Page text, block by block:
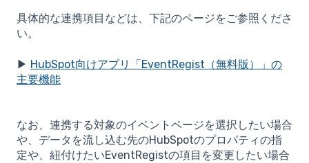
具体的な連携項目などは、下記のページをご参照くださ
い。
▶ HubSpot向けアプリ「EventRegist（無料版）」の
主要機能
なお、連携する対象のイベントページを選択したい場合
や、データを流し込む先のHubSpotのプロパティの指
定や、紐付けたいEventRegistの項目を変更したい場合